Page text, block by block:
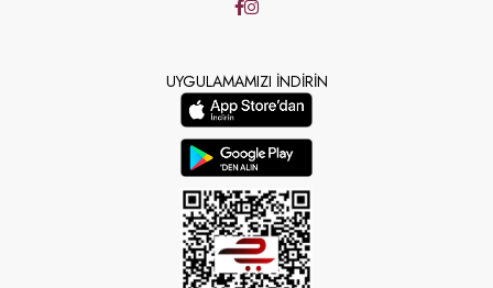
UYGULAMAMIZI İNDİRİN